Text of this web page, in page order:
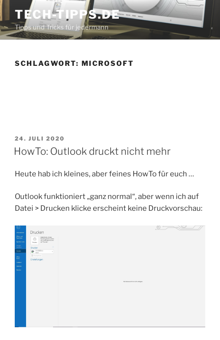
Zum
Inhalt
springen
TECH-TIPPS.DE
Tipps und Tricks für jedermann
SCHLAGWORT: MICROSOFT
VERÖFFENTLICHT
AM
24. JULI 2020
HowTo: Outlook druckt nicht mehr
Heute hab ich kleines, aber feines HowTo für euch …
Outlook funktioniert „ganz normal“, aber wenn ich auf
Datei > Drucken klicke erscheint keine Druckvorschau: